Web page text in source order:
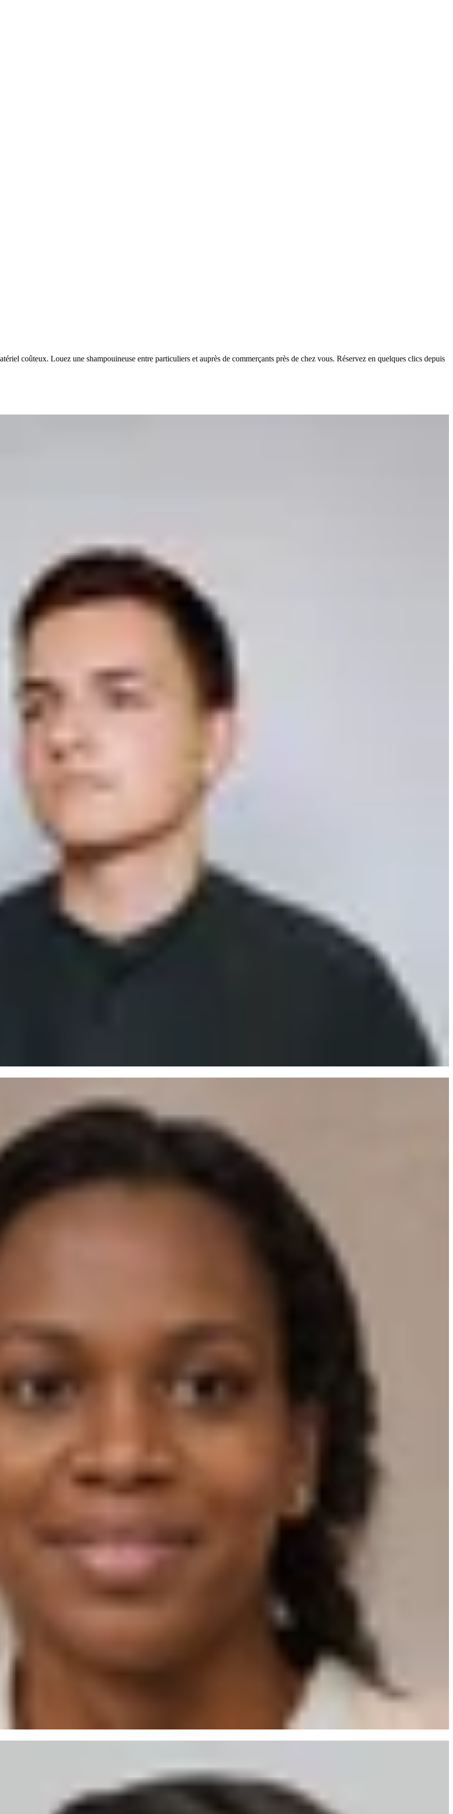
coûteux. Louez une shampouineuse entre particuliers et auprès de commerçants près de chez vous. Réservez en quelques clics depuis